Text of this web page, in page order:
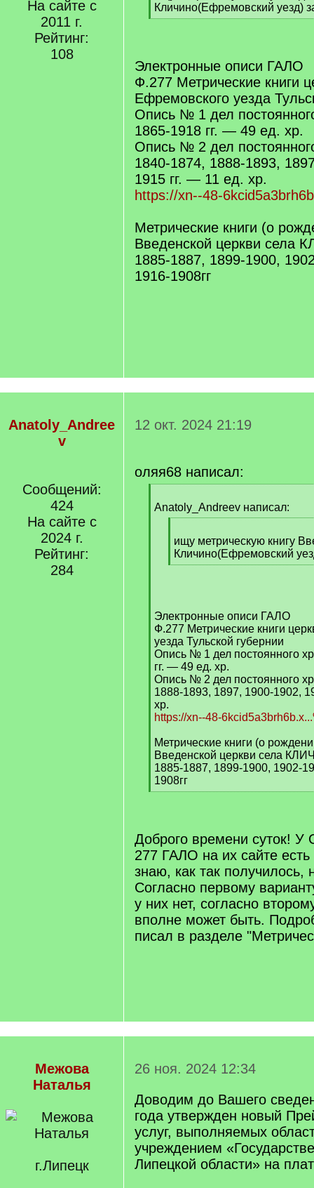
На сайте с
2011 г.
Рейтинг:
108
q
]
Кличино(Ефремовский уезд)
[
Электронные описи ГАЛО
Ф.277 Метрические книги
Ефремовского уезда
Опись № 1 дел
1865-1918 гг. — 49 ед. хр.
Опись № 2 дел
1840-1874, 1888-1893,
1915 гг. — 11 ед. хр.
https://xn--48-
Метрические книги (о
Введенской церкви села
1885-1887, 1899-1900,
1916-1908гг
Anatoly_Andree
v
Сообщений:
424
На сайте с
2024 г.
Рейтинг:
284
12 окт. 2024 21:19
оляя68 написал:
q
Anatoly_Andreev написал:
q
]
ищу метрическую книгу
Кличино(Ефремовский
[
Электронные описи ГАЛО
Ф.277 Метрические книги
уезда Тульской губернии
Опись № 1 дел постоянного
гг. — 49 ед. хр.
Опись № 2 дел постоянного
1888-1893, 1897, 1900-1902,
хр.
https://xn--48-
Метрические книги (о
Введенской церкви села
1885-1887, 1899-1900, 1902-
1908гг
[
]
Доброго времени суток!
277 ГАЛО на их сайте
знаю, как так получилось,
Согласно первому
у них нет, согласно
вполне может быть.
писал в разделе
Межова
Наталья
г.Липецк
26 ноя. 2024 12:34
Доводим до Вашего
года утвержден новый
услуг, выполняемых
учреждением
Липецкой области» на